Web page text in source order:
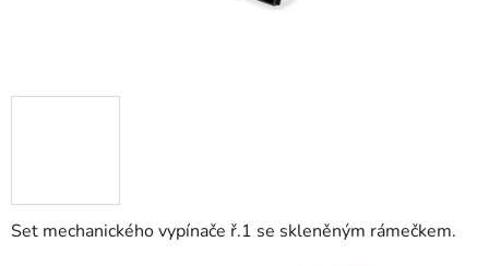
Set mechanického vypínače ř.1 se skleněným rámečkem.